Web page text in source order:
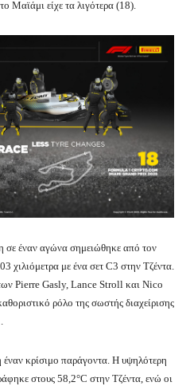
Μαϊάμι είχε τα λιγότερα (18).
σε έναν αγώνα σημειώθηκε από τον
χιλιόμετρα με ένα σετ C3 στην Τζέντα.
Pierre Gasly, Lance Stroll και Nico
ρόλο της σωστής διαχείρισης
κρίσιμο παράγοντα. Η υψηλότερη
στους 58,2°C στην Τζέντα, ενώ οι